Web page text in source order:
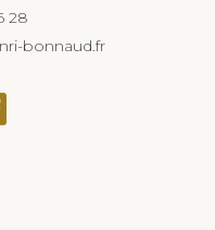
28
bonnaud.fr